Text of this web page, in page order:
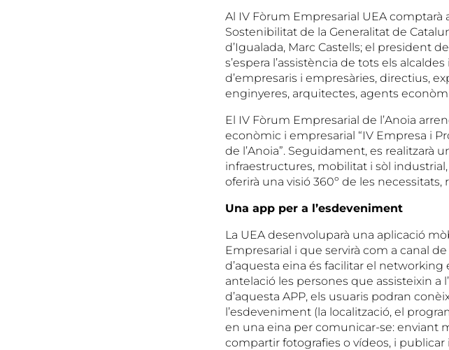
Al IV Fòrum Empresarial UEA comptarà
Sostenibilitat de la Generalitat de
d’Igualada, Marc Castells; el president
s’espera l’assistència de tots els
d’empresaris i empresàries, directius,
enginyeres, arquitectes, agents
El IV Fòrum Empresarial de l’Anoia
econòmic i empresarial “IV Empresa i
de l’Anoia”. Seguidament, es realitzarà
infraestructures, mobilitat i sòl
oferirà una visió 360º de les
Una app per a l’esdeveniment
La UEA desenvoluparà una aplicació
Empresarial i que servirà com a canal
d’aquesta eina és facilitar el
antelació les persones que assisteixin
d’aquesta APP, els usuaris podran
l’esdeveniment (la localització, el
en una eina per comunicar-se: enviant
compartir fotografies o vídeos, i